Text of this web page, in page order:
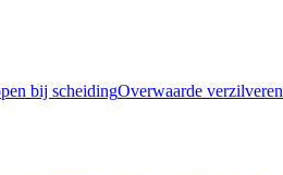
bij scheidingOverwaarde verzilveren